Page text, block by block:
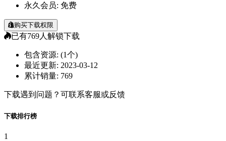
永久会员: 免费
购买下载权限
已有769人解锁下载
包含资源: (1个)
最近更新: 2023-03-12
累计销量: 769
下载遇到问题？可联系客服或反馈
下载排行榜
1